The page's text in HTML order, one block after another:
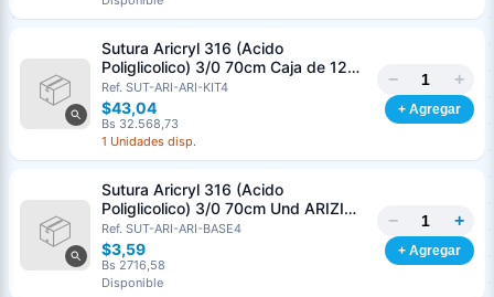
Sutura Aricryl 316 (Acido
Poliglicolico) 3/0 70cm Caja de 12
Unds ARIZI Aguja de 1/2 Circulo
Punta Conica 26mm
Ref. SUT-ARI-ARI-KIT4
$43,04
Bs 32.568,73
1 Unidades disp.
− +
+ Agregar
Sutura Aricryl 316 (Acido
Poliglicolico) 3/0 70cm Und ARIZI
Aguja de 1/2 Circulo Punta Conica
26mm
Ref. SUT-ARI-ARI-BASE4
$3,59
Bs 2716,58
Disponible
− +
+ Agregar